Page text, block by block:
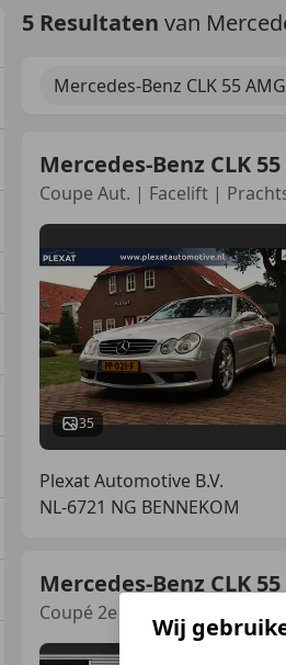
5 Resultaten van
Mercedes-Benz CLK 55 AMG
Mercedes-Benz CLK 55
Coupe Aut. | Facelift |
35
Plexat Automotive B.V.
NL-6721 NG BENNEKOM
Mercedes-Benz CLK 55
Coupé 2e Eigenaar TOPSTAAT!!!
Wij